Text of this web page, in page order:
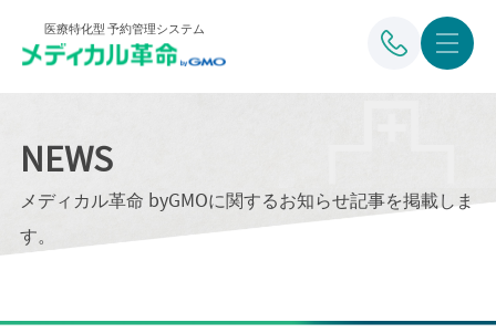
医療特化型 予約管理システム
NEWS
メディカル革命 byGMOに関するお知らせ記事を掲載しま
す。